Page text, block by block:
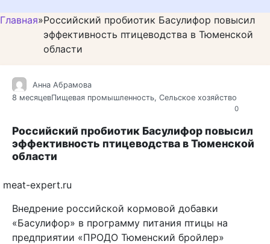
Главная»Российский пробиотик Басулифор повысил
эффективность птицеводства в Тюменской
области
0
Анна Абрамова
8 месяцевПищевая промышленность, Сельское хозяйство
Российский пробиотик Басулифор повысил
эффективность птицеводства в Тюменской
области
meat-expert.ru
Внедрение российской кормовой добавки
«Басулифор» в программу питания птицы на
предприятии «ПРОДО Тюменский бройлер»